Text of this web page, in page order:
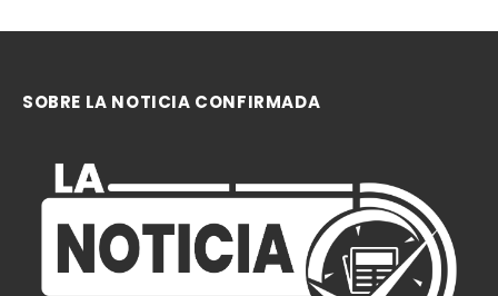
SOBRE LA NOTICIA CONFIRMADA